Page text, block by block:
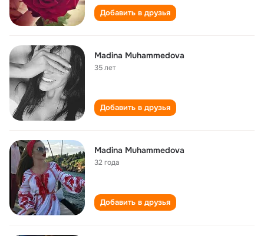
Добавить в друзья
Madina Muhammedova
35 лет
Добавить в друзья
Madina Muhammedova
32 года
Добавить в друзья